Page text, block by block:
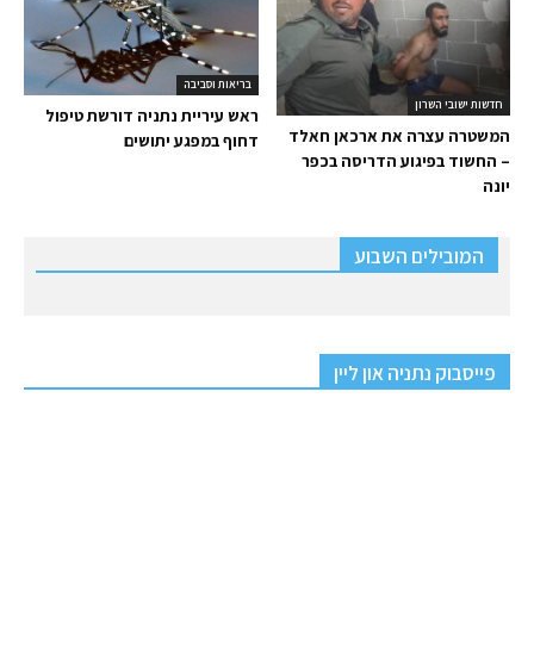
בריאות וסביבה
ראש עיריית נתניה דורשת טיפול
דחוף במפגע יתושים
חדשות ישובי השרון
המשטרה עצרה את ארכאן חאלד
– החשוד בפיגוע הדריסה בכפר
יונה
המובילים השבוע
פייסבוק נתניה און ליין